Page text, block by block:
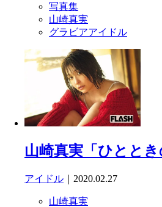
写真集
山崎真実
グラビアアイドル
山崎真実「ひととき
アイドル ｜2020.02.27
山崎真実